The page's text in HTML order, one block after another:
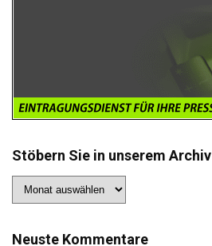
Stöbern Sie in unserem Archiv
Sie
Archiv
Neuste Kommentare